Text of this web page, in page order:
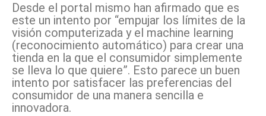
Desde el portal mismo han afirmado que es
este un intento por “empujar los límites de la
visión computerizada y el machine learning
(reconocimiento automático) para crear una
tienda en la que el consumidor simplemente
se lleva lo que quiere”. Esto parece un buen
intento por satisfacer las preferencias del
consumidor de una manera sencilla e
innovadora.